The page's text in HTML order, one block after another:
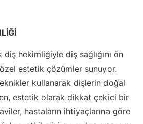
hekimliğiyle diş sağlığını ön
estetik çözümler sunuyor.
kullanarak dişlerin doğal
estetik olarak dikkat çekici bir
hastaların ihtiyaçlarına göre